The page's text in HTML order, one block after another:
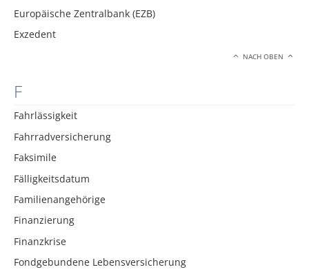
Europäische Zentralbank (EZB)
Exzedent
NACH OBEN
F
Fahrlässigkeit
Fahrradversicherung
Faksimile
Fälligkeitsdatum
Familienangehörige
Finanzierung
Finanzkrise
Fondgebundene Lebensversicherung